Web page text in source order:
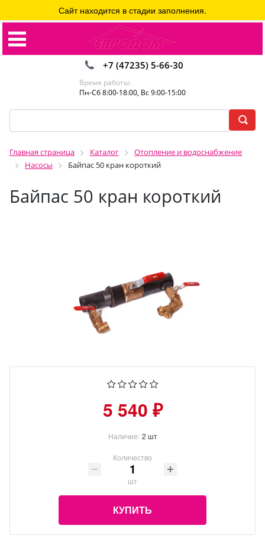
+7 (47235) 5-66-30
Время работы:
Пн-Сб 8:00-18:00, Вс 9:00-15:00
Главная страница Каталог
Отопление и водоснабжение
Насосы
Байпас 50 кран короткий
Байпас 50 кран короткий
Сайт находится в стадии заполнения.
5 540 ₽
Наличие: 2 шт
Количество
шт
КУПИТЬ